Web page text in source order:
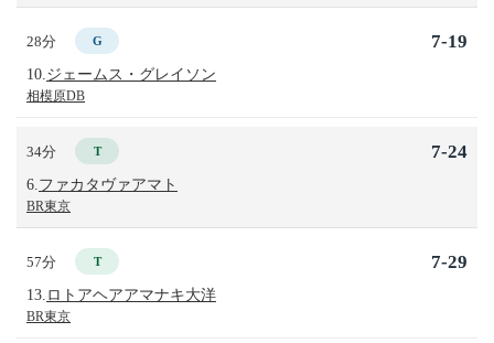
28分 G
10. ジェームス・グレイソン
相模原DB
7-19
34分 T
6. ファカタヴァアマト
BR東京
7-24
57分 T
13. ロトアヘアアマナキ大洋
BR東京
7-29